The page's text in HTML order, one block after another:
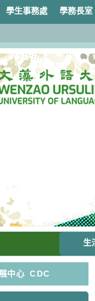
學生事務處 學務長室
生
中心 CDC